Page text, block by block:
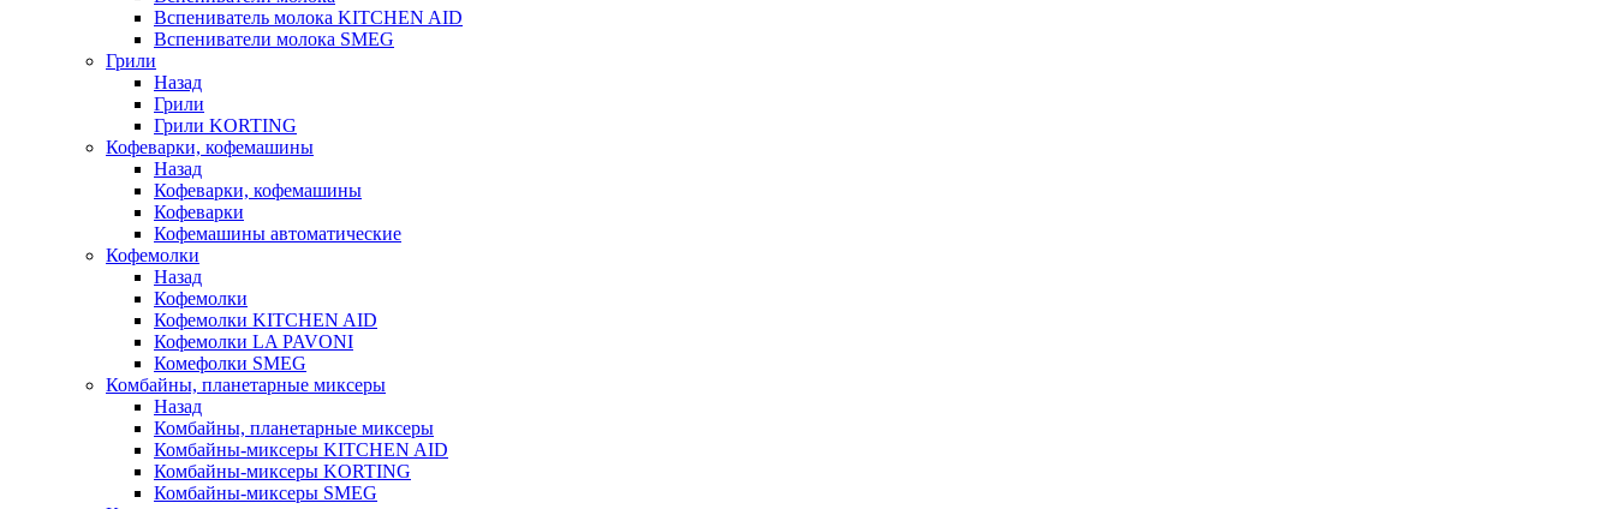
Вспениватель молока KITCHEN AID
Вспениватели молока SMEG
Грили
Назад
Грили
Грили KORTING
Кофеварки, кофемашины
Назад
Кофеварки, кофемашины
Кофеварки
Кофемашины автоматические
Кофемолки
Назад
Кофемолки
Кофемолки KITCHEN AID
Кофемолки LA PAVONI
Комефолки SMEG
Комбайны, планетарные миксеры
Назад
Комбайны, планетарные миксеры
Комбайны-миксеры KITCHEN AID
Комбайны-миксеры KORTING
Комбайны-миксеры SMEG